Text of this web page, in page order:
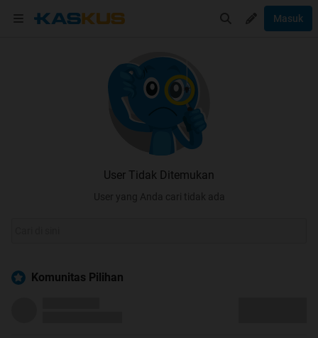
Masuk
User Tidak Ditemukan
User yang Anda cari tidak ada
Komunitas Pilihan